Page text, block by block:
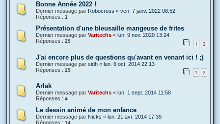
Bonne Année 2022 !
Dernier message par Robocross « ven. 7 janv. 2022 08:52
Réponses : 1
Présentation d'une bleusaille mangeuse de frites
Dernier message par Varitechs « lun. 9 nov. 2020 13:24
Réponses : 29 1 2
J'ai encore plus de questions qu'avant en venant ici ! ;)
Dernier message par sidh « lun. 6 oct. 2014 22:13
Réponses : 29 1 2
Arlak
Dernier message par Varitechs « lun. 1 sept. 2014 11:58
Réponses : 4
Le dessin animé de mon enfance
Dernier message par Nicks « lun. 21 avr. 2014 17:39
Réponses :